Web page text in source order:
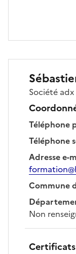
Société
Téléphone
Téléphone
Adresse e-
Commune
Non
Certificats